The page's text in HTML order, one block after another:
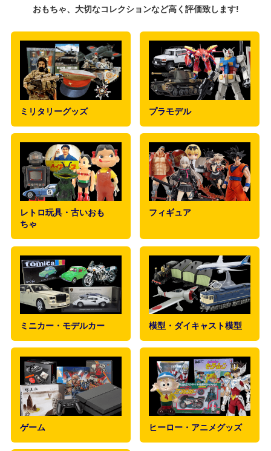
おもちゃ、大切なコレクションなど高く評価致します!
ミリタリーグッズ プラモデル
レトロ玩具・古いおも
ちゃ
フィギュア
ミニカー・モデルカー 模型・ダイキャスト模型
ゲーム ヒーロー・アニメグッズ